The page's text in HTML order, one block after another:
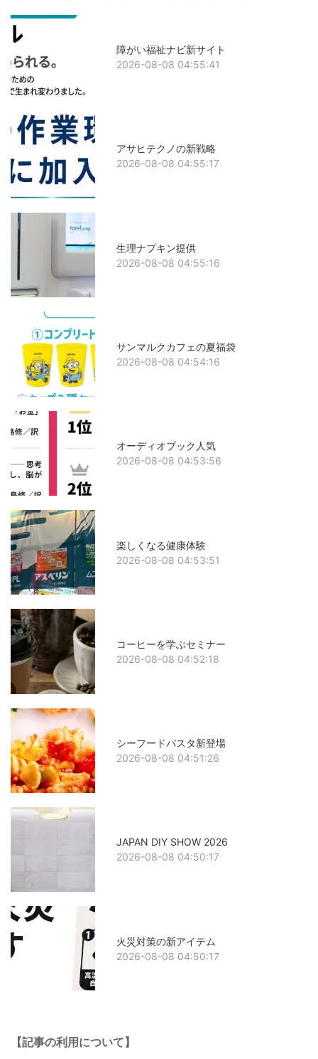
障がい福祉ナビ新サイト
2026-08-08 04:55:41
アサヒテクノの新戦略
2026-08-08 04:55:17
生理ナプキン提供
2026-08-08 04:55:16
サンマルクカフェの夏福袋
2026-08-08 04:54:16
オーディオブック人気
2026-08-08 04:53:56
楽しくなる健康体験
2026-08-08 04:53:51
コーヒーを学ぶセミナー
2026-08-08 04:52:18
シーフードパスタ新登場
2026-08-08 04:51:26
JAPAN DIY SHOW 2026
2026-08-08 04:50:17
火災対策の新アイテム
2026-08-08 04:50:17
【記事の利用について】